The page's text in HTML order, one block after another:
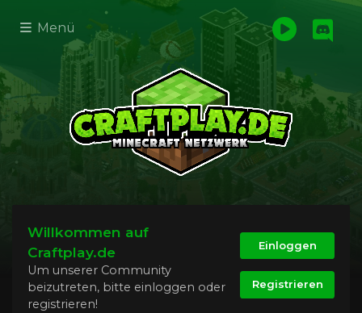
Menü
Willkommen auf
Craftplay.de
Um unserer Community
beizutreten, bitte einloggen oder
registrieren!
Einloggen
Registrieren